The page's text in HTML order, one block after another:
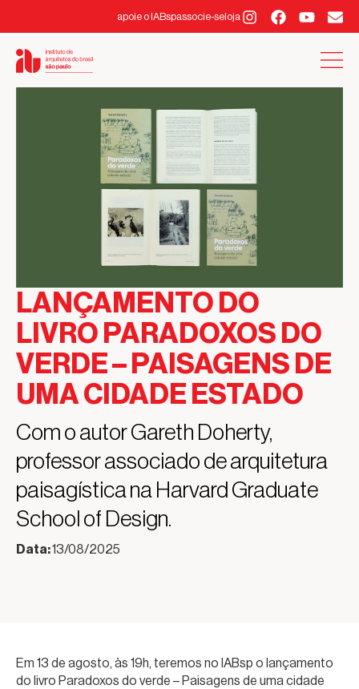
apoie o IABspassocie-seloja
LANÇAMENTO DO
LIVRO PARADOXOS DO
VERDE – PAISAGENS DE
UMA CIDADE ESTADO
Com o autor Gareth Doherty,
professor associado de arquitetura
paisagística na Harvard Graduate
School of Design.
Data:13/08/2025
Em 13 de agosto, às 19h, teremos no IABsp o lançamento
do livro Paradoxos do verde – Paisagens de uma cidade